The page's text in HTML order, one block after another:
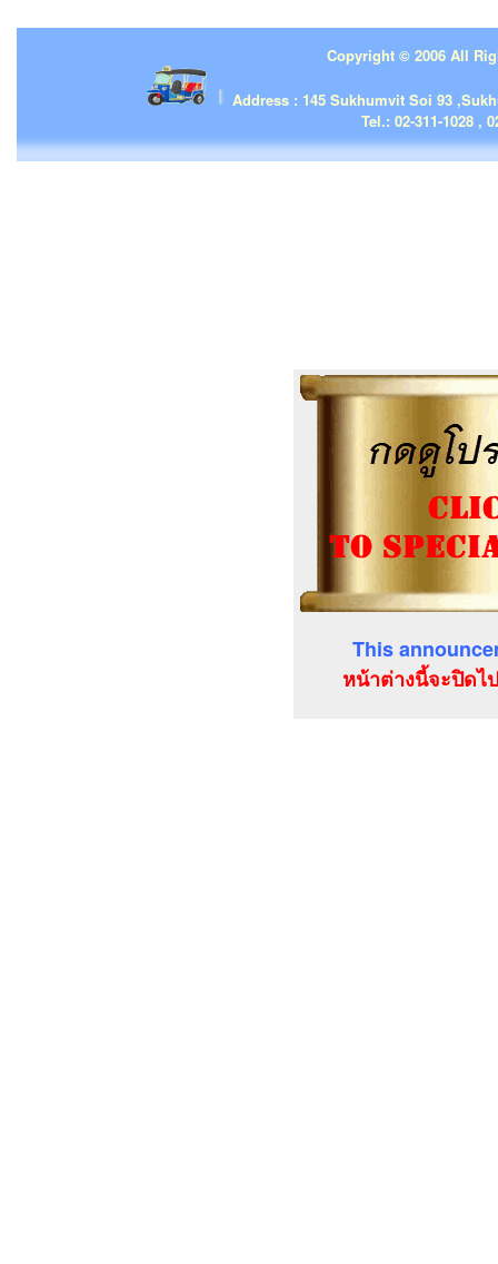
This
หน้าต่างนี้จะปิดไ
Copyright © 2006 All
| | |Address : 145 Sukhumvit Soi 93
Tel.: 02-311-1028 ,